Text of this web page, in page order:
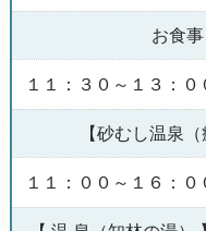
お食
１１：３０～１３：０
【砂むし温泉
１１：００～１６：０